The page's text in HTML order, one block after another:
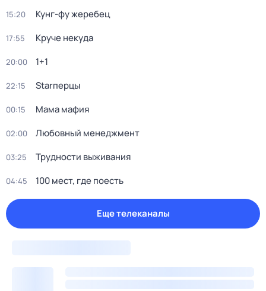
15:20 Кунг-фу жеребец
17:55 Круче некуда
20:00 1+1
22:15 Starперцы
00:15 Мама мафия
02:00 Любовный менеджмент
03:25 Трудности выживания
04:45 100 мест, где поесть
Еще телеканалы